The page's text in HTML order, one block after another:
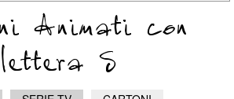
Animati con
lettera S